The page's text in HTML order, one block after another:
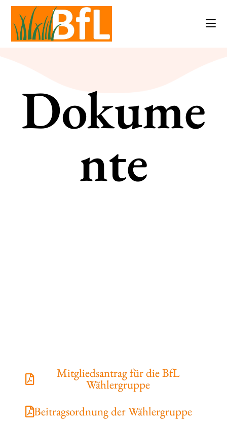
Dokume
nte
Mitgliedsantrag für die BfL
Wählergruppe
Beitragsordnung der Wählergruppe